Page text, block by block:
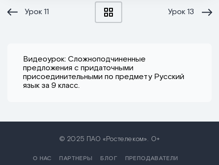
Урок11 Урок13
Видеоурок: Сложноподчиненные
предложения с придаточными
присоединительными по предмету Русский
язык за 9 класс.
© 2025 ПАО «Ростелеком». 0+
О НАС ПАРТНЕРЫ БЛОГ ПРЕПОДАВАТЕЛИ